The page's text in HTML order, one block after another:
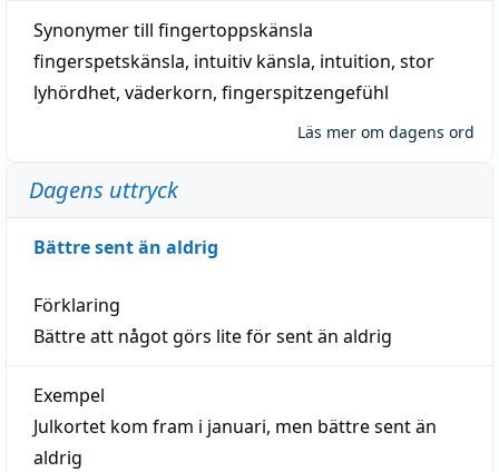
Synonymer till fingertoppskänsla
fingerspetskänsla, intuitiv känsla, intuition, stor
lyhördhet, väderkorn, fingerspitzengefühl
Läs mer om dagens ord
Dagens uttryck
Bättre sent än aldrig
Förklaring
Bättre att något görs lite för sent än aldrig
Exempel
Julkortet kom fram i januari, men bättre sent än
aldrig